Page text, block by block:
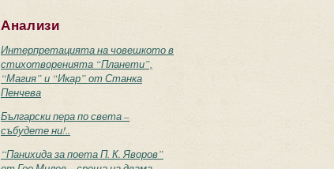
Анализи
Интерпретацията на човешкото в
стихотворенията “Планети”,
“Магия” и “Икар” от Станка
Пенчева
Български пера по света –
събудете ни!..
“Панихида за поета П. К. Яворов”